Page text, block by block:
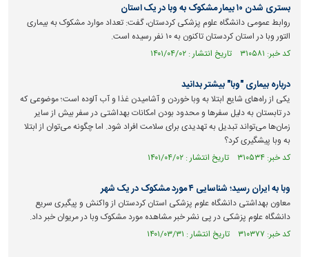
بستری شدن ۱۰ بیمار مشکوک به وبا در یک استان
روابط عمومی دانشگاه علوم پزشکی کردستان، گفت: تعداد موارد مشکوک به بیماری
التور وبا در استان کردستان تاکنون به ۱۰ نفر رسیده است.
کد خبر: ۳۱۰۵۸۱ تاریخ انتشار : ۱۴۰۱/۰۴/۰۲
درباره بیماری "وبا" بیشتر بدانید
یکی از راه‌های شایع ابتلا به وبا خوردن و آشامیدن غذا و آب آلوده است؛ موضوعی که
در تابستان به دلیل سفر‌ها و محدود بودن امکانات بهداشتی در سفر بیش از سایر
زمان‌ها می‌تواند تبدیل به تهدیدی برای سلامت افراد شود. اما چگونه می‌توان از ابتلا
به وبا پیشگیری کرد؟
کد خبر: ۳۱۰۵۳۴ تاریخ انتشار : ۱۴۰۱/۰۴/۰۲
وبا به ایران رسید؛ شناسایی ۴ مورد مشکوک در یک شهر
معاون بهداشتی دانشگاه علوم پزشکی استان کردستان از واکنش و پیگیری سریع
دانشگاه علوم پزشکی در پی نشر خبر مشاهده مورد مشکوک وبا در مریوان خبر داد.
کد خبر: ۳۱۰۳۷۷ تاریخ انتشار : ۱۴۰۱/۰۳/۳۱